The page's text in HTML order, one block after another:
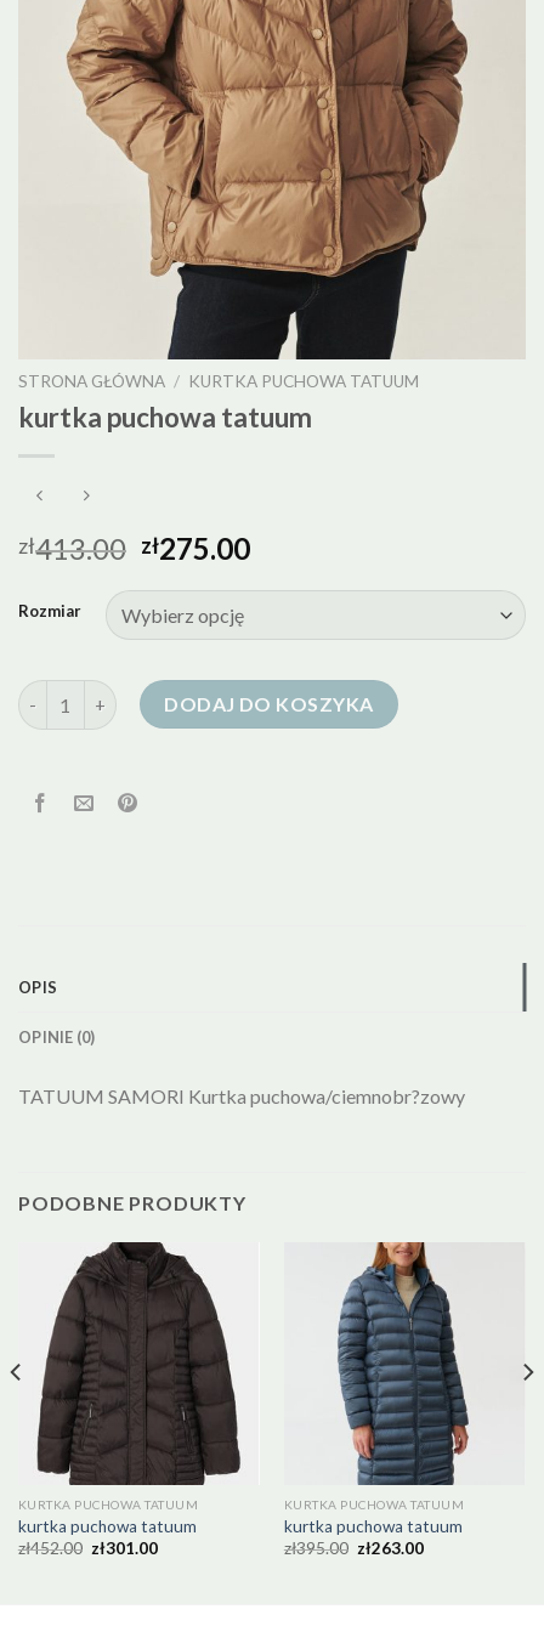
STRONA GŁÓWNA / KURTKA PUCHOWA TATUUM
kurtka puchowa tatuum
zł413.00 zł275.00
Rozmiar
ilość kurtka puchowa tatuumDODAJ DO KOSZYKA
OPIS
OPINIE (0)
TATUUM SAMORI Kurtka puchowa/ciemnobr?zowy
PODOBNE PRODUKTY
KURTKA PUCHOWA TATUUM
kurtka puchowa tatuum
zł452.00 zł301.00
KURTKA PUCHOWA TATUUM
kurtka puchowa tatuum
zł395.00 zł263.00